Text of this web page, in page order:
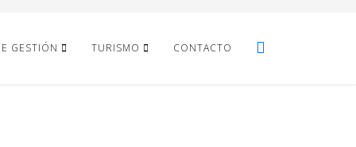
GESTIÓN TURISMO CONTACTO